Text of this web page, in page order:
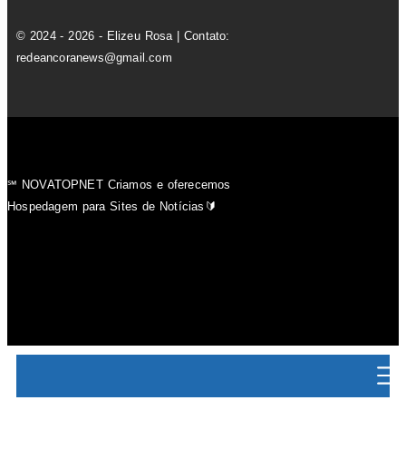
© 2024 - 2026 - Elizeu Rosa | Contato:
redeancoranews@gmail.com
℠ NOVATOPNET Criamos e oferecemos
Hospedagem para Sites de Notícias🔰